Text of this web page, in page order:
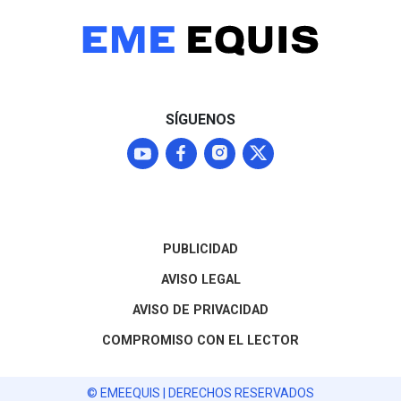
negociaciones para
normalizar los envíos que
SÍGUENOS
PUBLICIDAD
AVISO LEGAL
AVISO DE PRIVACIDAD
COMPROMISO CON EL LECTOR
© EMEEQUIS | DERECHOS RESERVADOS